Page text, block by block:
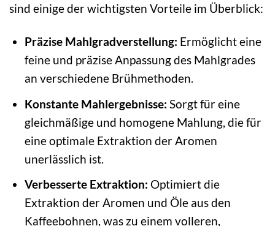
sind einige der wichtigsten Vorteile im Überblick:
Präzise Mahlgradverstellung: Ermöglicht eine
feine und präzise Anpassung des Mahlgrades
an verschiedene Brühmethoden.
Konstante Mahlergebnisse: Sorgt für eine
gleichmäßige und homogene Mahlung, die für
eine optimale Extraktion der Aromen
unerlässlich ist.
Verbesserte Extraktion: Optimiert die
Extraktion der Aromen und Öle aus den
Kaffeebohnen, was zu einem volleren,